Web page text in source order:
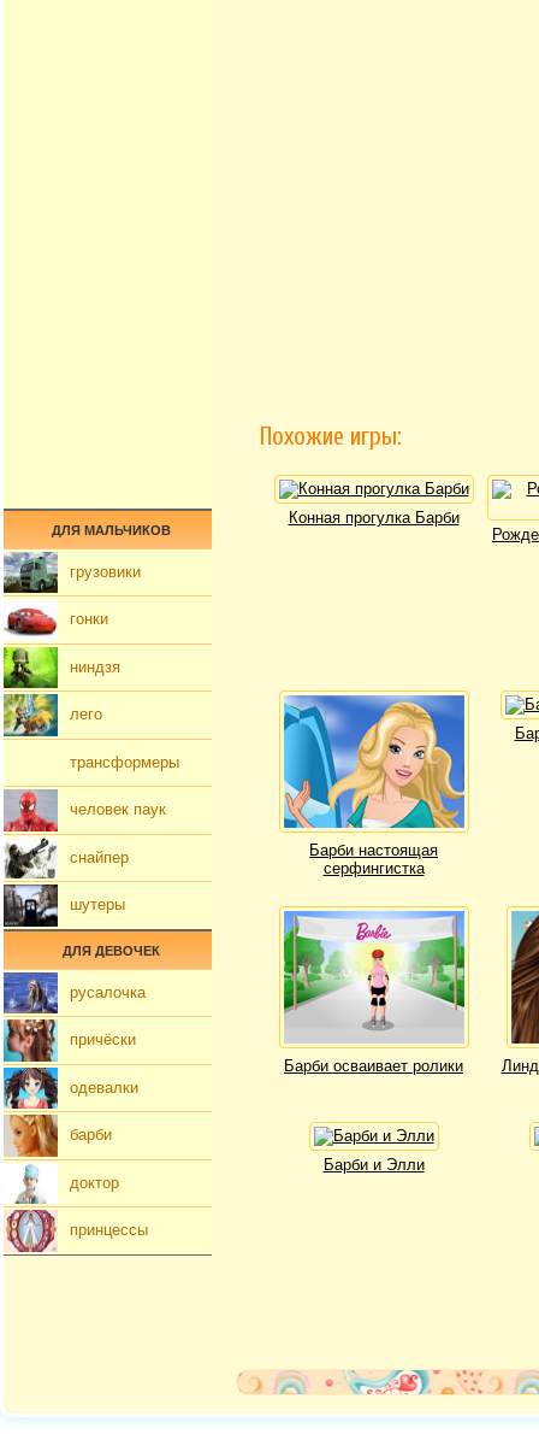
Похожие игры:
Конная прогулка Барби
Барби настоящая
серфингистка
Барби осваивает ролики
Барби и Элли
ДЛЯ МАЛЬЧИКОВ
грузовики
гонки
ниндзя
лего
трансформеры
человек паук
снайпер
шутеры
ДЛЯ ДЕВОЧЕК
русалочка
причёски
одевалки
барби
доктор
принцессы